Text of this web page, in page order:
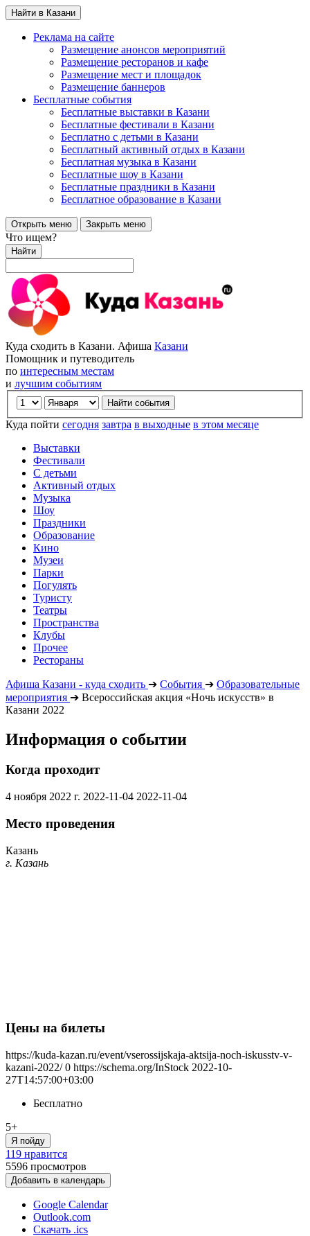
Найти в Казани
Реклама на сайте
Размещение анонсов мероприятий
Размещение ресторанов и кафе
Размещение мест и площадок
Размещение баннеров
Бесплатные события
Бесплатные выставки в Казани
Бесплатные фестивали в Казани
Бесплатно с детьми в Казани
Бесплатный активный отдых в Казани
Бесплатная музыка в Казани
Бесплатные шоу в Казани
Бесплатные праздники в Казани
Бесплатное образование в Казани
Открыть меню Закрыть меню
Что ищем?
Найти
Куда сходить в Казани. Афиша Казани
Помощник и путеводитель
по интересным местам
и лучшим событиям
Куда пойти сегодня завтра в выходные в этом месяце
Выставки
Фестивали
С детьми
Активный отдых
Музыка
Шоу
Праздники
Образование
Кино
Музеи
Парки
Погулять
Туристу
Театры
Пространства
Клубы
Прочее
Рестораны
Афиша Казани - куда сходить ➔ События ➔ Образовательные
мероприятия ➔ Всероссийская акция «Ночь искусств» в
Казани 2022
Информация о событии
Когда проходит
4 ноября 2022 г. 2022-11-04 2022-11-04
Место проведения
Казань
г. Казань
Цены на билеты
https://kuda-kazan.ru/event/vserossijskaja-aktsija-noch-iskusstv-v-
kazani-2022/ 0 https://schema.org/InStock 2022-10-
27T14:57:00+03:00
Бесплатно
5+
Я пойду
119 нравится
5596 просмотров
Добавить в календарь
Google Calendar
Outlook.com
Скачать .ics